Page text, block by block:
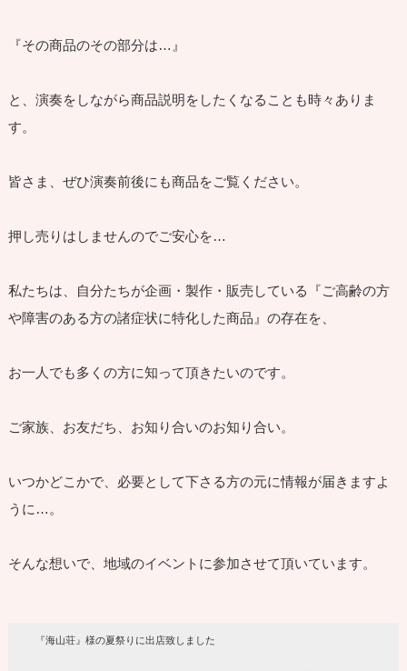
『その商品のその部分は…』
と、演奏をしながら商品説明をしたくなることも時々ありま
す。
皆さま、ぜひ演奏前後にも商品をご覧ください。
押し売りはしませんのでご安心を…
私たちは、自分たちが企画・製作・販売している『ご高齢の方
や障害のある方の諸症状に特化した商品』の存在を、
お一人でも多くの方に知って頂きたいのです。
ご家族、お友だち、お知り合いのお知り合い。
いつかどこかで、必要として下さる方の元に情報が届きますよ
うに…。
そんな想いで、地域のイベントに参加させて頂いています。
『海山荘』様の夏祭りに出店致しました